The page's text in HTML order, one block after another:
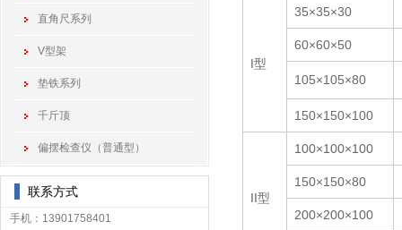
直角尺系列
V型架
垫铁系列
千斤顶
偏摆检查仪（普通型）
联系方式
手机：13901758401
I型
35×35×30
60×60×50
105×105×80
150×150×100
II型
100×100×100
150×150×80
200×200×100